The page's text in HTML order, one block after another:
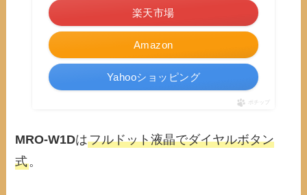
Amazon
楽天市場
Yahooショッピング
ポチップ
MRO-W1Dはフルドット液晶でダイヤルボタン
式。